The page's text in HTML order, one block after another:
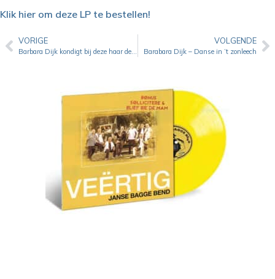
Klik hier om deze LP te bestellen!
VORIGE
Barbara Dijk kondigt bij deze haar debuutsingle aan: ”Op ‘ne Zoondagmörge”
VOLGENDE
Barabara Dijk – Danse in ’t zonleech